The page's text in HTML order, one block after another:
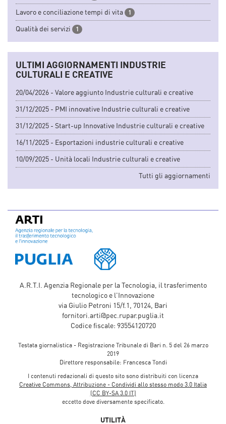
Lavoro e conciliazione tempi di vita 1
Qualità dei servizi 1
ULTIMI AGGIORNAMENTI INDUSTRIE
CULTURALI E CREATIVE
20/04/2026 - Valore aggiunto Industrie culturali e creative
31/12/2025 - PMI innovative Industrie culturali e creative
31/12/2025 - Start-up Innovative Industrie culturali e creative
16/11/2025 - Esportazioni industrie culturali e creative
10/09/2025 - Unità locali Industrie culturali e creative
Tutti gli aggiornamenti
A.R.T.I. Agenzia Regionale per la Tecnologia, il trasferimento
tecnologico e l'Innovazione
via Giulio Petroni 15/f.1, 70124, Bari
fornitori.arti@pec.rupar.puglia.it
Codice fiscale: 93554120720
Testata giornalistica - Registrazione Tribunale di Bari n. 5 del 26 marzo
2019
Direttore responsabile: Francesca Tondi
I contenuti redazionali di questo sito sono distribuiti con licenza
Creative Commons, Attribuzione - Condividi allo stesso modo 3.0 Italia
(CC BY-SA 3.0 IT)
eccetto dove diversamente specificato.
UTILITÀ